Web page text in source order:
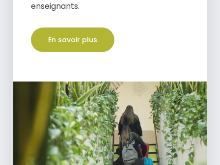
enseignants.
En savoir plus